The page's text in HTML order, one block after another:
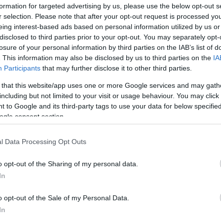
for targeted advertising by us, please use the below opt-out
selection. Please note that after your opt-out request is processed
interest-based ads based on personal information utilized by us
to third parties prior to your opt-out. You may separately
of your personal information by third parties on the IAB’s list of
This information may also be disclosed by us to third parties on the
Participants that may further disclose it to other third parties.
that this website/app uses one or more Google services and may
but not limited to your visit or usage behaviour. You may
to Google and its third-party tags to use your data for below
consent section.
Data Processing Opt Outs
opt-out of the Sharing of my personal data.
opt-out of the Sale of my Personal Data.
TP-Link. A világ vezető hálózati eszközgyártója Wi-Fi 6-os
alapú rendszerével a Magyar Tenisz Szövetség
kétnapos rendezvényén a népszerű labdajáték több ezer
teremti meg a világháló valóban gyors, egyben
lehetőségét.
Wi-Fi 7-es szabványnak megfelelő
éppen a TP-Link Omada
válasszuk?
7-es szabványnak megfelelő routerei magyarországi
Link. A világ vezető hálózati eszköz gyártója elsőként
a zsúfolt rendezvényhelyszíneken,